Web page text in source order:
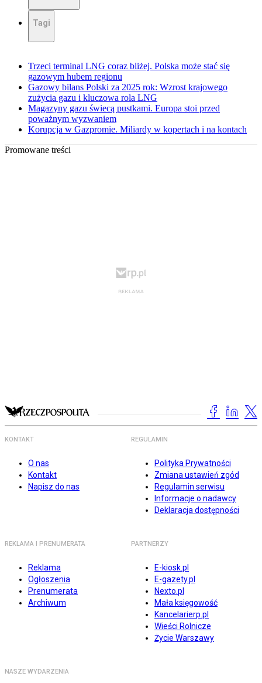
Tagi
Trzeci terminal LNG coraz bliżej. Polska może stać się
gazowym hubem regionu
Gazowy bilans Polski za 2025 rok: Wzrost krajowego
zużycia gazu i kluczowa rola LNG
Magazyny gazu świecą pustkami. Europa stoi przed
poważnym wyzwaniem
Korupcja w Gazpromie. Miliardy w kopertach i na kontach
Promowane treści
KONTAKT
O nas
Kontakt
Napisz do nas
REGULAMIN
Polityka Prywatności
Zmiana ustawień zgód
Regulamin serwisu
Informacje o nadawcy
Deklaracja dostępności
REKLAMA I PRENUMERATA
Reklama
Ogłoszenia
Prenumerata
Archiwum
PARTNERZY
E-kiosk.pl
E-gazety.pl
Nexto.pl
Mała księgowość
Kancelarierp.pl
Wieści Rolnicze
Życie Warszawy
NASZE WYDARZENIA